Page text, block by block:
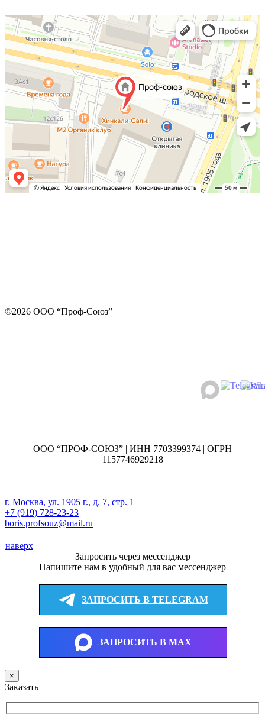
©2026 ООО “Проф-Союз”
ООО “ПРОФ-СОЮЗ” | ИНН 7703399374 | ОГРН
1157746929218
г. Москва, ул. 1905 г., д. 7, стр. 1
+7 (919) 728-23-23
boris.profsouz@mail.ru
наверх
Запросить через мессенджер
Напишите нам в удобный для вас мессенджер
ЗАПРОСИТЬ В TELEGRAM
ЗАПРОСИТЬ В MAX
×
Заказать